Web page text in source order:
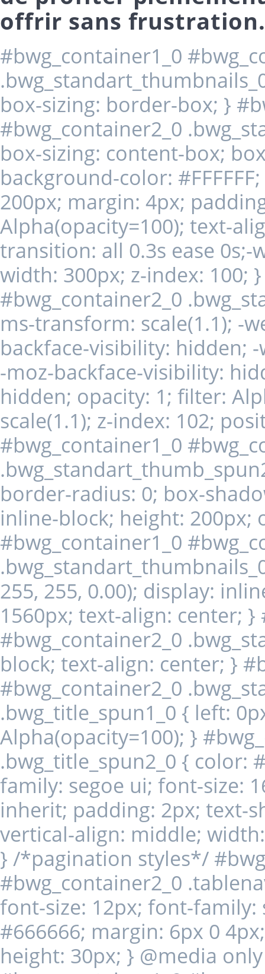
offrir sans frustration.
#bwg_container1_0
box-sizing: border-box; }
#bwg_container2_0
box-sizing: content-box;
background-color:
200px; margin: 4px;
Alpha(opacity=100); text-
transition: all 0.3s ease
width: 300px; z-index: 100;
#bwg_container2_0
ms-transform: scale(1.1); -
backface-visibility: hidden;
-moz-backface-visibility:
hidden; opacity: 1; filter:
scale(1.1); z-index: 102;
#bwg_container1_0
border-radius: 0; box-
inline-block; height: 200px;
#bwg_container1_0
255, 255, 0.00); display:
1560px; text-align: center; }
#bwg_container2_0
block; text-align: center; }
#bwg_container2_0
.bwg_title_spun1_0 { left:
Alpha(opacity=100); }
.bwg_title_spun2_0 { color:
family: segoe ui; font-size:
inherit; padding: 2px; text-
vertical-align: middle;
} /*pagination styles*/
#bwg_container2_0
font-size: 12px; font-
#666666; margin: 6px 0
height: 30px; } @media